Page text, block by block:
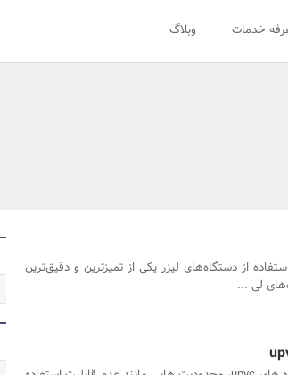
خدمات وبلاگ
از دستگاه‌های لیزر یکی از تمیزترین و دقیق‌ترین
لی ...